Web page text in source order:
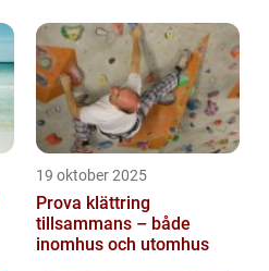
19 oktober 2025
Prova klättring
tillsammans – både
inomhus och utomhus